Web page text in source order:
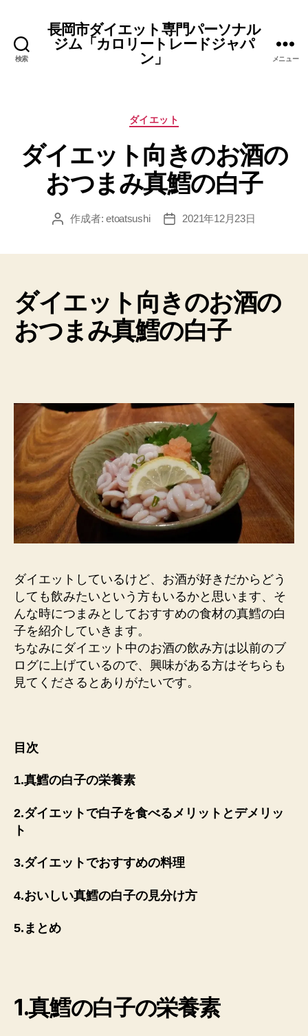
検索
長岡市ダイエット専門パーソナル
ジム「カロリートレードジャパ
ン」
メニュー
カ
ゴ
リ
ー
ダイエット
ダイエット向きのお酒の
おつまみ真鱈の白子
投
作成者:etoatsushi
投
2021年12月23日
ダイエット向きのお酒の
おつまみ真鱈の白子
ダイエットしているけど、お酒が好きだからどう
しても飲みたいという方もいるかと思います、そ
んな時につまみとしておすすめの食材の真鱈の白
子を紹介していきます。
ちなみにダイエット中のお酒の飲み方は以前のブ
ログに上げているので、興味がある方はそちらも
見てくださるとありがたいです。
目次
1.真鱈の白子の栄養素
2.ダイエットで白子を食べるメリットとデメリッ
ト
3.ダイエットでおすすめの料理
4.おいしい真鱈の白子の見分け方
5.まとめ
1.真鱈の白子の栄養素